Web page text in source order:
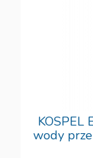
KOSPEL
wody